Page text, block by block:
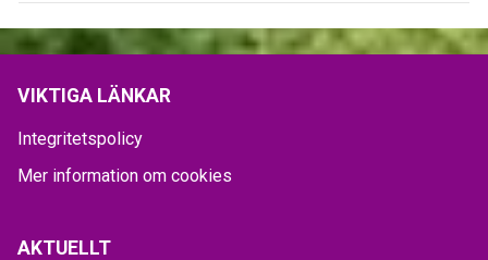
VIKTIGA LÄNKAR
Integritetspolicy
Mer information om cookies
AKTUELLT